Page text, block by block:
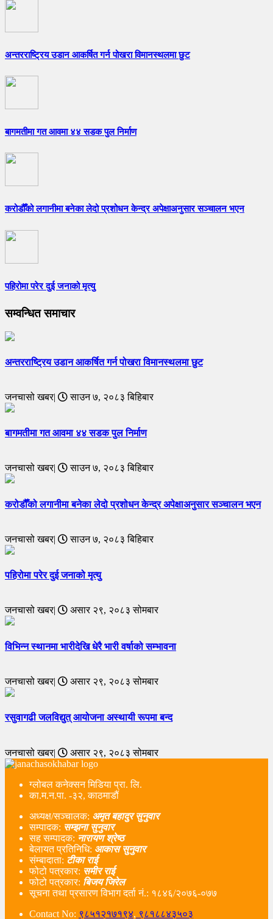
अन्तरराष्ट्रिय उडान आकर्षित गर्न पोखरा विमानस्थलमा छुट
बागमतीमा गत आवमा ४४ सडक पुल निर्माण
करोडौँको लगानीमा बनेका लेदो प्रशोधन केन्द्र अपेक्षाअनुसार सञ्चालन भएन
पहिरोमा परेर दुई जनाको मृत्यु
सम्वन्धित समाचार
अन्तरराष्ट्रिय उडान आकर्षित गर्न पोखरा विमानस्थलमा छुट
जनचासो खबर| साउन ७, २०८३ बिहिबार
बागमतीमा गत आवमा ४४ सडक पुल निर्माण
जनचासो खबर| साउन ७, २०८३ बिहिबार
करोडौँको लगानीमा बनेका लेदो प्रशोधन केन्द्र अपेक्षाअनुसार सञ्चालन भएन
जनचासो खबर| साउन ७, २०८३ बिहिबार
पहिरोमा परेर दुई जनाको मृत्यु
जनचासो खबर| असार २९, २०८३ सोमबार
विभिन्न स्थानमा भारीदेखि धेरै भारी वर्षाको सम्भावना
जनचासो खबर| असार २९, २०८३ सोमबार
रसुवागढी जलविद्युत् आयोजना अस्थायी रूपमा बन्द
जनचासो खबर| असार २९, २०८३ सोमबार
ग्लोबल कनेक्सन मिडिया प्रा. लि.
का.म.न.पा. -३२, काठमाडौं
अध्यक्ष/सञ्चालक: अमृत बहादुर सुनुवार
सम्पादक: सम्झना सुनुवार
सह सम्पादक: नारायण श्रेष्ठ
बेलायत प्रतिनिधि: आकास सुनुवार
संम्बादाता: टीका राई
फोटो पत्रकार: समीर राई
फोटो पत्रकार: बिजय जिरेल
सूचना तथा प्रसारण विभाग दर्ता नं‌.: १८४६/२०७६-०७७
Contact No: ९८५१२१७१९४, ९८१८८४३५०३